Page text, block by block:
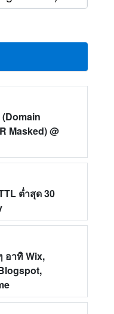
Masked)@
ต่ำสุด 30
อาทิ Wix,